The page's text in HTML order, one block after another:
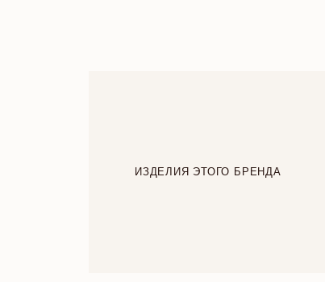
ИЗДЕЛИЯ ЭТОГО БРЕНДА